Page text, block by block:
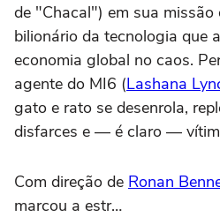
de "Chacal") em sua missão
bilionário da tecnologia que
economia global no caos.
agente do MI6 (Lashana
gato e rato se desenrola,
disfarces e — é claro —
Com direção de Ronan
marcou a estr…